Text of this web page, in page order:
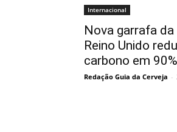
Internacional
Nova garrafa
Reino Unido
carbono em 90%
Redação Guia da Cerveja -